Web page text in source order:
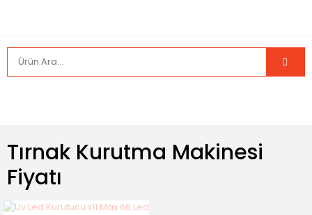
Tırnak Kurutma Makinesi
Fiyatı